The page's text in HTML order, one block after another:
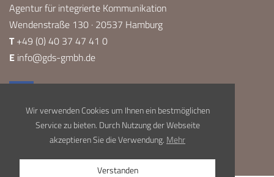
Agentur für integrierte Kommunikation
Wendenstraße 130 · 20537 Hamburg
T+49 (0) 40 37 47 41 0
E info@gds-gmbh.de
Impressum Datenschutz
Wir verwenden Cookies um Ihnen ein bestmöglichen
Service zu bieten. Durch Nutzung der Webseite
akzeptieren Sie die Verwendung. Mehr
Verstanden